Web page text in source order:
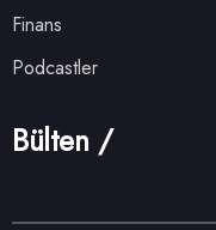
Finans
Podcastler
Bülten /